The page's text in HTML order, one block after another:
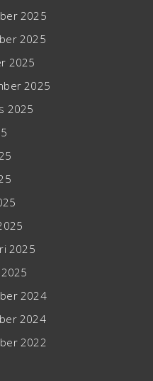
2025
2025
2025
2025
2025
2025
2025
2024
2024
2022